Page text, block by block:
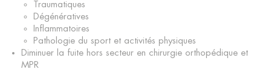
Traumatiques
Dégénératives
Inflammatoires
Pathologie du sport et activités physiques
Diminuer la fuite hors secteur en chirurgie orthopédique et
MPR